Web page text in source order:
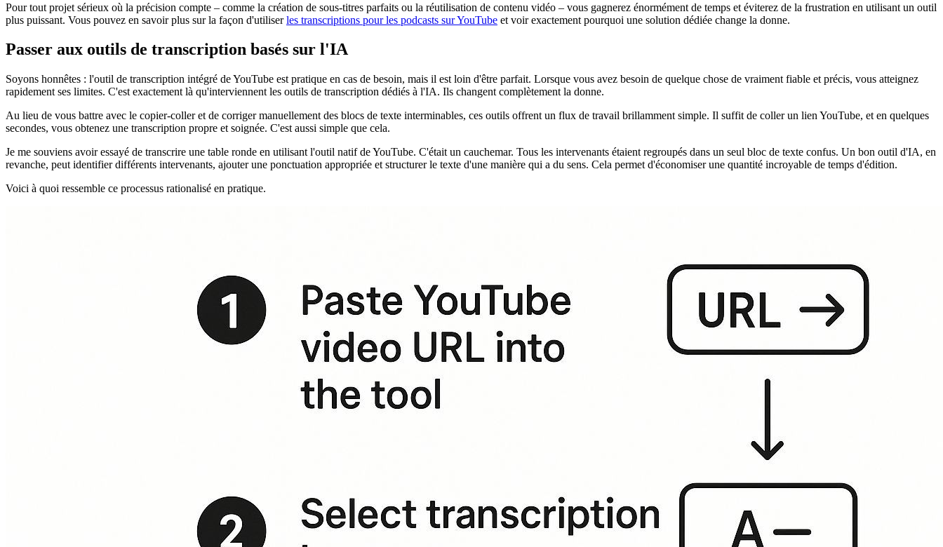
Pour tout projet sérieux où la précision compte – comme la création de sous-titres parfaits ou la réutilisation de contenu vidéo – vous gagnerez énormément de temps et éviterez de la frustration en utilisant un outil
plus puissant. Vous pouvez en savoir plus sur la façon d'utiliserles transcriptions pour les podcasts sur YouTube et voir exactement pourquoi une solution dédiée change la donne.
Passer aux outils de transcription basés sur l'IA
Soyons honnêtes : l'outil de transcription intégré de YouTube est pratique en cas de besoin, mais il est loin d'être parfait. Lorsque vous avez besoin de quelque chose de vraiment fiable et précis, vous atteignez
rapidement ses limites. C'est exactement là qu'interviennent les outils de transcription dédiés à l'IA. Ils changent complètement la donne.
Au lieu de vous battre avec le copier-coller et de corriger manuellement des blocs de texte interminables, ces outils offrent un flux de travail brillamment simple. Il suffit de coller un lien YouTube, et en quelques
secondes, vous obtenez une transcription propre et soignée. C'est aussi simple que cela.
Je me souviens avoir essayé de transcrire une table ronde en utilisant l'outil natif de YouTube. C'était un cauchemar. Tous les intervenants étaient regroupés dans un seul bloc de texte confus. Un bon outil d'IA, en
revanche, peut identifier différents intervenants, ajouter une ponctuation appropriée et structurer le texte d'une manière qui a du sens. Cela permet d'économiser une quantité incroyable de temps d'édition.
Voici à quoi ressemble ce processus rationalisé en pratique.